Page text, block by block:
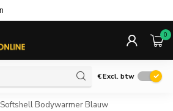
0
€Excl. btw
Bodywarmer Blauw